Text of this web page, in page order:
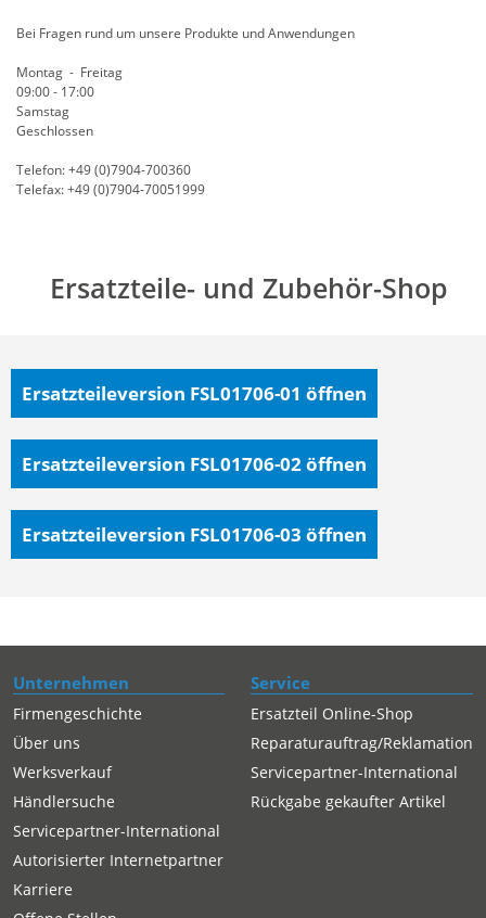
Bei Fragen rund um unsere Produkte und Anwendungen
Montag - Freitag
09:00 - 17:00
Samstag
Geschlossen
Telefon: +49 (0)7904-700360
Telefax: +49 (0)7904-70051999
Ersatzteile- und Zubehör-Shop
Ersatzteileversion FSL01706-01 öffnen
Ersatzteileversion FSL01706-02öffnen
Ersatzteileversion FSL01706-03 öffnen
Unternehmen
Firmengeschichte
Über uns
Werksverkauf
Händlersuche
Servicepartner-International
Autorisierter Internetpartner
Karriere
Service
Ersatzteil Online-Shop
Reparaturauftrag/Reklamation
Servicepartner-International
Rückgabe gekaufter Artikel